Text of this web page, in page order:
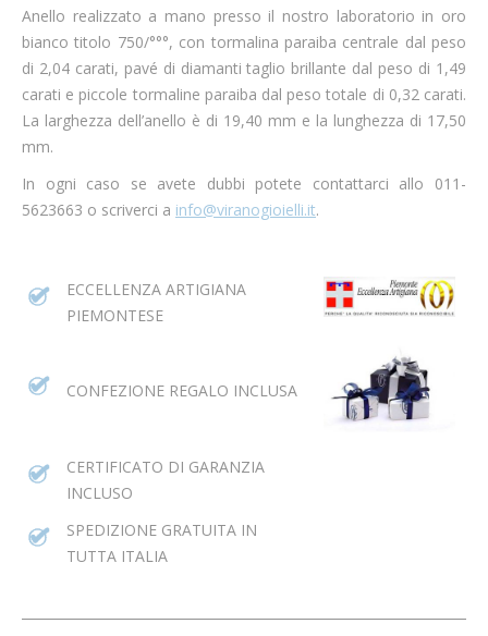
Anello realizzato a mano presso il nostro laboratorio in oro
bianco titolo 750/°°°, con tormalina paraiba centrale dal peso
di 2,04 carati, pavé di diamanti taglio brillante dal peso di 1,49
carati e piccole tormaline paraiba dal peso totale di 0,32 carati.
La larghezza dell’anello è di 19,40 mm e la lunghezza di 17,50
mm.
In ogni caso se avete dubbi potete contattarci allo 011-
5623663 o scriverci a info@viranogioielli.it.
ECCELLENZA ARTIGIANA
PIEMONTESE
CONFEZIONE REGALO INCLUSA
CERTIFICATO DI GARANZIA
INCLUSO
SPEDIZIONE GRATUITA IN
TUTTA ITALIA